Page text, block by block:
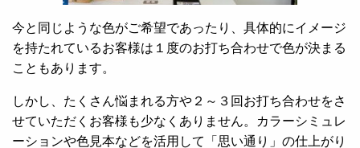
今と同じような色がご希望であったり、具体的にイメージ
を持たれているお客様は１度のお打ち合わせで色が決まる
こともあります。
しかし、たくさん悩まれる方や２～３回お打ち合わせをさ
せていただくお客様も少なくありません。カラーシミュレ
ーションや色見本などを活用して「思い通り」の仕上がり